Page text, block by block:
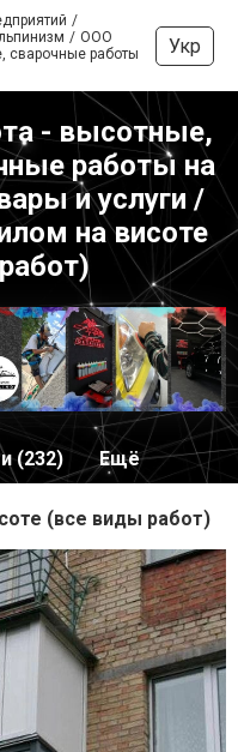
ООО
сварочные работы
Укр
- высотные,
работы на
и услуги /
на висоте
(232) Ещё
(все виды работ)